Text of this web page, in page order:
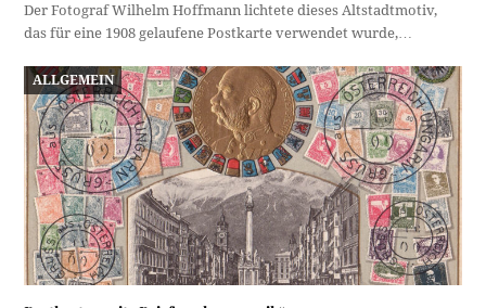
Der Fotograf Wilhelm Hoffmann lichtete dieses Altstadtmotiv,
das für eine 1908 gelaufene Postkarte verwendet wurde,…
ALLGEMEIN